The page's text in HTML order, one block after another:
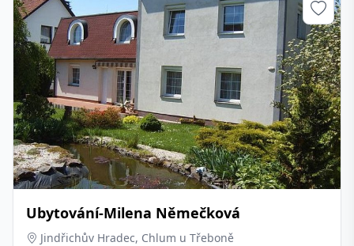
Ubytování-Milena Němečková
Jindřichův Hradec, Chlum u Třeboně